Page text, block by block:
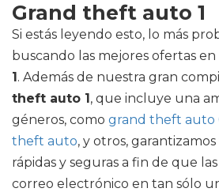
Grand theft auto 1
Si estás leyendo esto, lo más
buscando las mejores ofertas en
1. Además de nuestra gran
theft auto 1, que incluye una
géneros, como grand theft auto
theft auto, y otros,
rápidas y seguras a fin de que
correo electrónico en tan sólo